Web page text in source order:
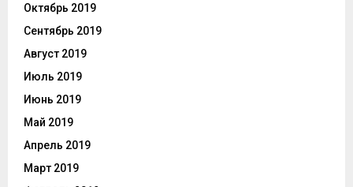
Октябрь 2019
Сентябрь 2019
Август 2019
Июль 2019
Июнь 2019
Май 2019
Апрель 2019
Март 2019